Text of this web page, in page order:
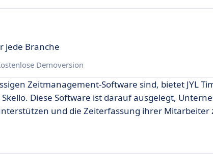
jede Branche
Demoversion
Zeitmanagement-Software sind, bietet JYL
Diese Software ist darauf ausgelegt,
und die Zeiterfassung ihrer Mitarbeiter